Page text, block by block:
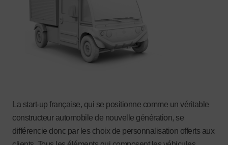
La start-up française, qui se positionne comme un véritable
constructeur automobile de nouvelle génération, se
différencie donc par les choix de personnalisation offerts aux